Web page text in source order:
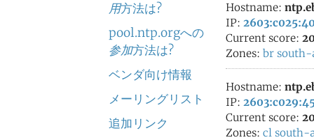
用方法は?
pool.ntp.orgへの
参加方法は?
ベンダ向け情報
メーリングリスト
追加リンク
Hostname:
IP:
Current score:
Zones: br south-
Hostname:
IP:
Current score:
Zones: cl south-